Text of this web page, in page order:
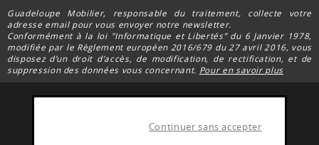
Continuer sans accepter
Guadeloupe Mobilier, responsable du traitement, collecte votre
adresse email pour vous envoyer notre newsletter.
Conformément à la loi "Informatique et Libertés” du 6 Janvier 1978,
modifiée par le Règlement européen 2016/679 du 27 avril 2016, vous
disposez d’un droit d’accès, de modification, de rectification, et de
suppression des données vous concernant. Pour en savoir plus
FACEBOOK DARTY